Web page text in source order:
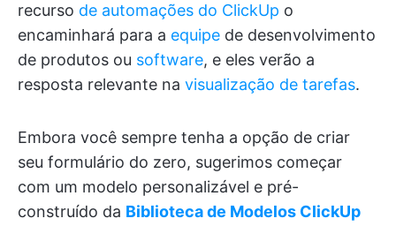
recurso de automações do ClickUp o
encaminhará para a equipe de desenvolvimento
de produtos ou software, e eles verão a
resposta relevante na visualização de tarefas.
Embora você sempre tenha a opção de criar
seu formulário do zero, sugerimos começar
com um modelo personalizável e pré-
construído da Biblioteca de Modelos ClickUp